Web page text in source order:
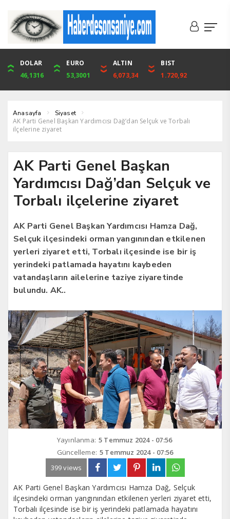
DOLAR
46,1316
EURO
53,3001
ALTIN
6,073,34
BIST
1.720,92
ONS
4,094,16
ALTIN
6,073,34
ÇEYREK
9,929,91
CUMHURİYET
42,104,00
Anasayfa Siyaset
AK Parti Genel Başkan Yardımcısı Dağ’dan Selçuk ve Torbalı
ilçelerine ziyaret
AK Parti Genel Başkan
Yardımcısı Dağ’dan Selçuk ve
Torbalı ilçelerine ziyaret
AK Parti Genel Başkan Yardımcısı Hamza Dağ,
Selçuk ilçesindeki orman yangınından etkilenen
yerleri ziyaret etti, Torbalı ilçesinde ise bir iş
yerindeki patlamada hayatını kaybeden
vatandaşların ailelerine taziye ziyaretinde
bulundu. AK..
Yayınlanma: 5 Temmuz 2024 - 07:56
Güncelleme: 5 Temmuz 2024 - 07:56
399 views
AK Parti Genel Başkan Yardımcısı Hamza Dağ, Selçuk
ilçesindeki orman yangınından etkilenen yerleri ziyaret etti,
Torbalı ilçesinde ise bir iş yerindeki patlamada hayatını